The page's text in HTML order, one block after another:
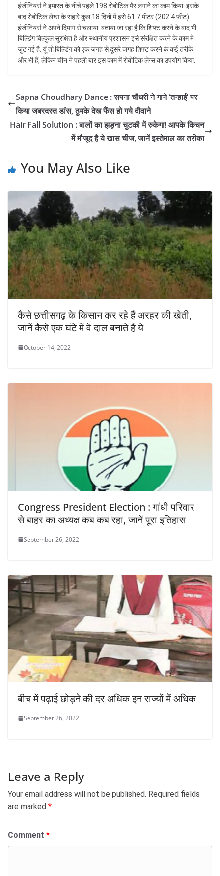
इंजीनियर्स ने इमारत के नीचे पहले 198 रोबोटिक पैर लगाने का काम किया. इसके
बाद रोबोटिक लेग्स के सहारे कुल 18 दिनों में इसे 61.7 मीटर (202.4 फीट)
इंजीनियर्स ने अपने दिमाग से चलाया. बताया जा रहा है कि शिफ्ट करने के बाद भी
बिल्डिंग बिल्कुल सुरक्षित है और स्थानीय प्रशासन इसे संरक्षित करने के काम में
जुट गई है. यूं तो बिल्डिंग को एक जगह से दूसरे जगह शिफ्ट करने के कई तरीके
और भी हैं, लेकिन चीन ने पहली बार इस काम में रोबोटिक लेग्स का उपयोग किया.
Sapna Choudhary Dance : सपना चौधरी ने गाने ‘तन्हाई’ पर
किया जबरदस्त डांस, ठुमके देख फैंस हो गये दीवाने
Hair Fall Solution : बालों का झड़ना चुटकी में रुकेगा! आपके किचन
में मौजूद है ये खास चीज, जानें इस्तेमाल का तरीका
You May Also Like
कैसे छत्तीसगढ़ के किसान कर रहे हैं अरहर की खेती,
जानें कैसे एक घंटे में वे दाल बनाते हैं ये
October 14, 2022
Congress President Election : गांधी परिवार
से बाहर का अध्यक्ष कब कब रहा, जानें पूरा इतिहास
September 26, 2022
बीच में पढ़ाई छोड़ने की दर अधिक इन राज्यों में अधिक
September 26, 2022
Leave a Reply
Your email address will not be published. Required fields
are marked *
Comment *